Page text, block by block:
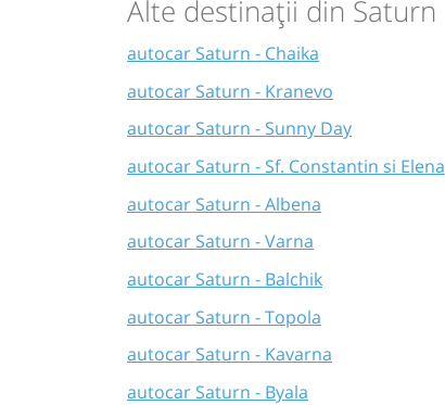
Alte destinații din Saturn
autocar Saturn - Chaika
autocar Saturn - Kranevo
autocar Saturn - Sunny Day
autocar Saturn - Sf. Constantin si Elena
autocar Saturn - Albena
autocar Saturn - Varna
autocar Saturn - Balchik
autocar Saturn - Topola
autocar Saturn - Kavarna
autocar Saturn - Byala